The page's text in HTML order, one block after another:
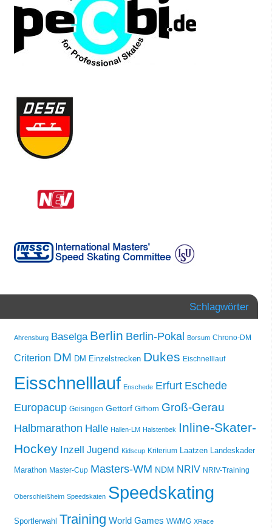
Schlagwörter
Ahrensburg Baselga Berlin Berlin-Pokal Borsum Chrono-DM
Criterion DM DM Einzelstrecken Dukes Eischnelllauf
Eisschnelllauf Enschede Erfurt Eschede
Europacup Geisingen Gettorf Gifhorn Groß-Gerau
Halbmarathon Halle Hallen-LM Halstenbek Inline-Skater-
Hockey Inzell Jugend Kidscup Kriterium Laatzen Landeskader
Marathon Master-Cup Masters-WM NDM NRIV NRIV-Training
Oberschleißheim Speedskaten Speedskating
Sportlerwahl Training World Games WWMG XRace